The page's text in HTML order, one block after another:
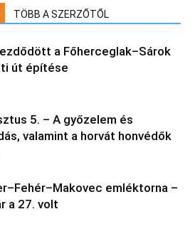
TÖBB A SZERZŐTŐL
a Főherceglak–Sárok
út építése
5. – A győzelem és
valamint a horvát honvédők
emléktorna –
a 27. volt